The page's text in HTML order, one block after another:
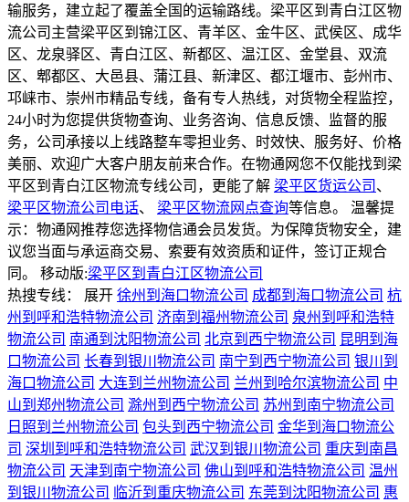
输服务，建立起了覆盖全国的运输路线。梁平区到青白江区物
流公司主营梁平区到锦江区、青羊区、金牛区、武侯区、成华
区、龙泉驿区、青白江区、新都区、温江区、金堂县、双流
区、郫都区、大邑县、蒲江县、新津区、都江堰市、彭州市、
邛崃市、崇州市精品专线，备有专人热线，对货物全程监控，
24小时为您提供货物查询、业务咨询、信息反馈、监督的服
务，公司承接以上线路整车零担业务、时效快、服务好、价格
美丽、欢迎广大客户朋友前来合作。在物通网您不仅能找到梁
平区到青白江区物流专线公司，更能了解 梁平区货运公司 、
梁平区物流公司电话、 梁平区物流网点查询等信息。 温馨提
示：物通网推荐您选择物信通会员发货。为保障货物安全，建
议您当面与承运商交易、索要有效资质和证件，签订正规合
同。 移动版:梁平区到青白江区物流公司
热搜专线： 展开 徐州到海口物流公司 成都到海口物流公司 杭
州到呼和浩特物流公司 济南到福州物流公司 泉州到呼和浩特
物流公司 南通到沈阳物流公司 北京到西宁物流公司 昆明到海
口物流公司 长春到银川物流公司 南宁到西宁物流公司 银川到
海口物流公司 大连到兰州物流公司 兰州到哈尔滨物流公司 中
山到郑州物流公司 滁州到西宁物流公司 苏州到南宁物流公司
日照到兰州物流公司 包头到西宁物流公司 金华到海口物流公
司 深圳到呼和浩特物流公司 武汉到银川物流公司 重庆到南昌
物流公司 天津到南宁物流公司 佛山到呼和浩特物流公司 温州
到银川物流公司
临沂到重庆物流公司 东莞到沈阳物流公司 惠